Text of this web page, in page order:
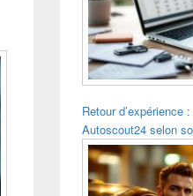
latérale
Retour d’expérience
Autoscout24 selon